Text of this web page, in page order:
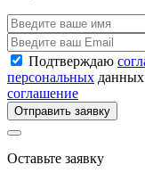
Подтверждаю
персональных
соглашение
Отправить заявку
Оставьте заявку